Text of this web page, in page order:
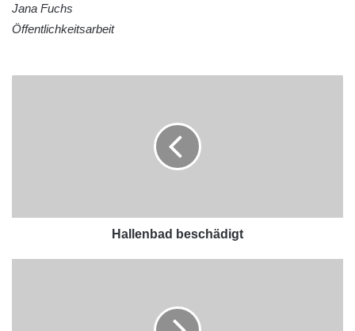
Jana Fuchs
Öffentlichkeitsarbeit
Hallenbad beschädigt